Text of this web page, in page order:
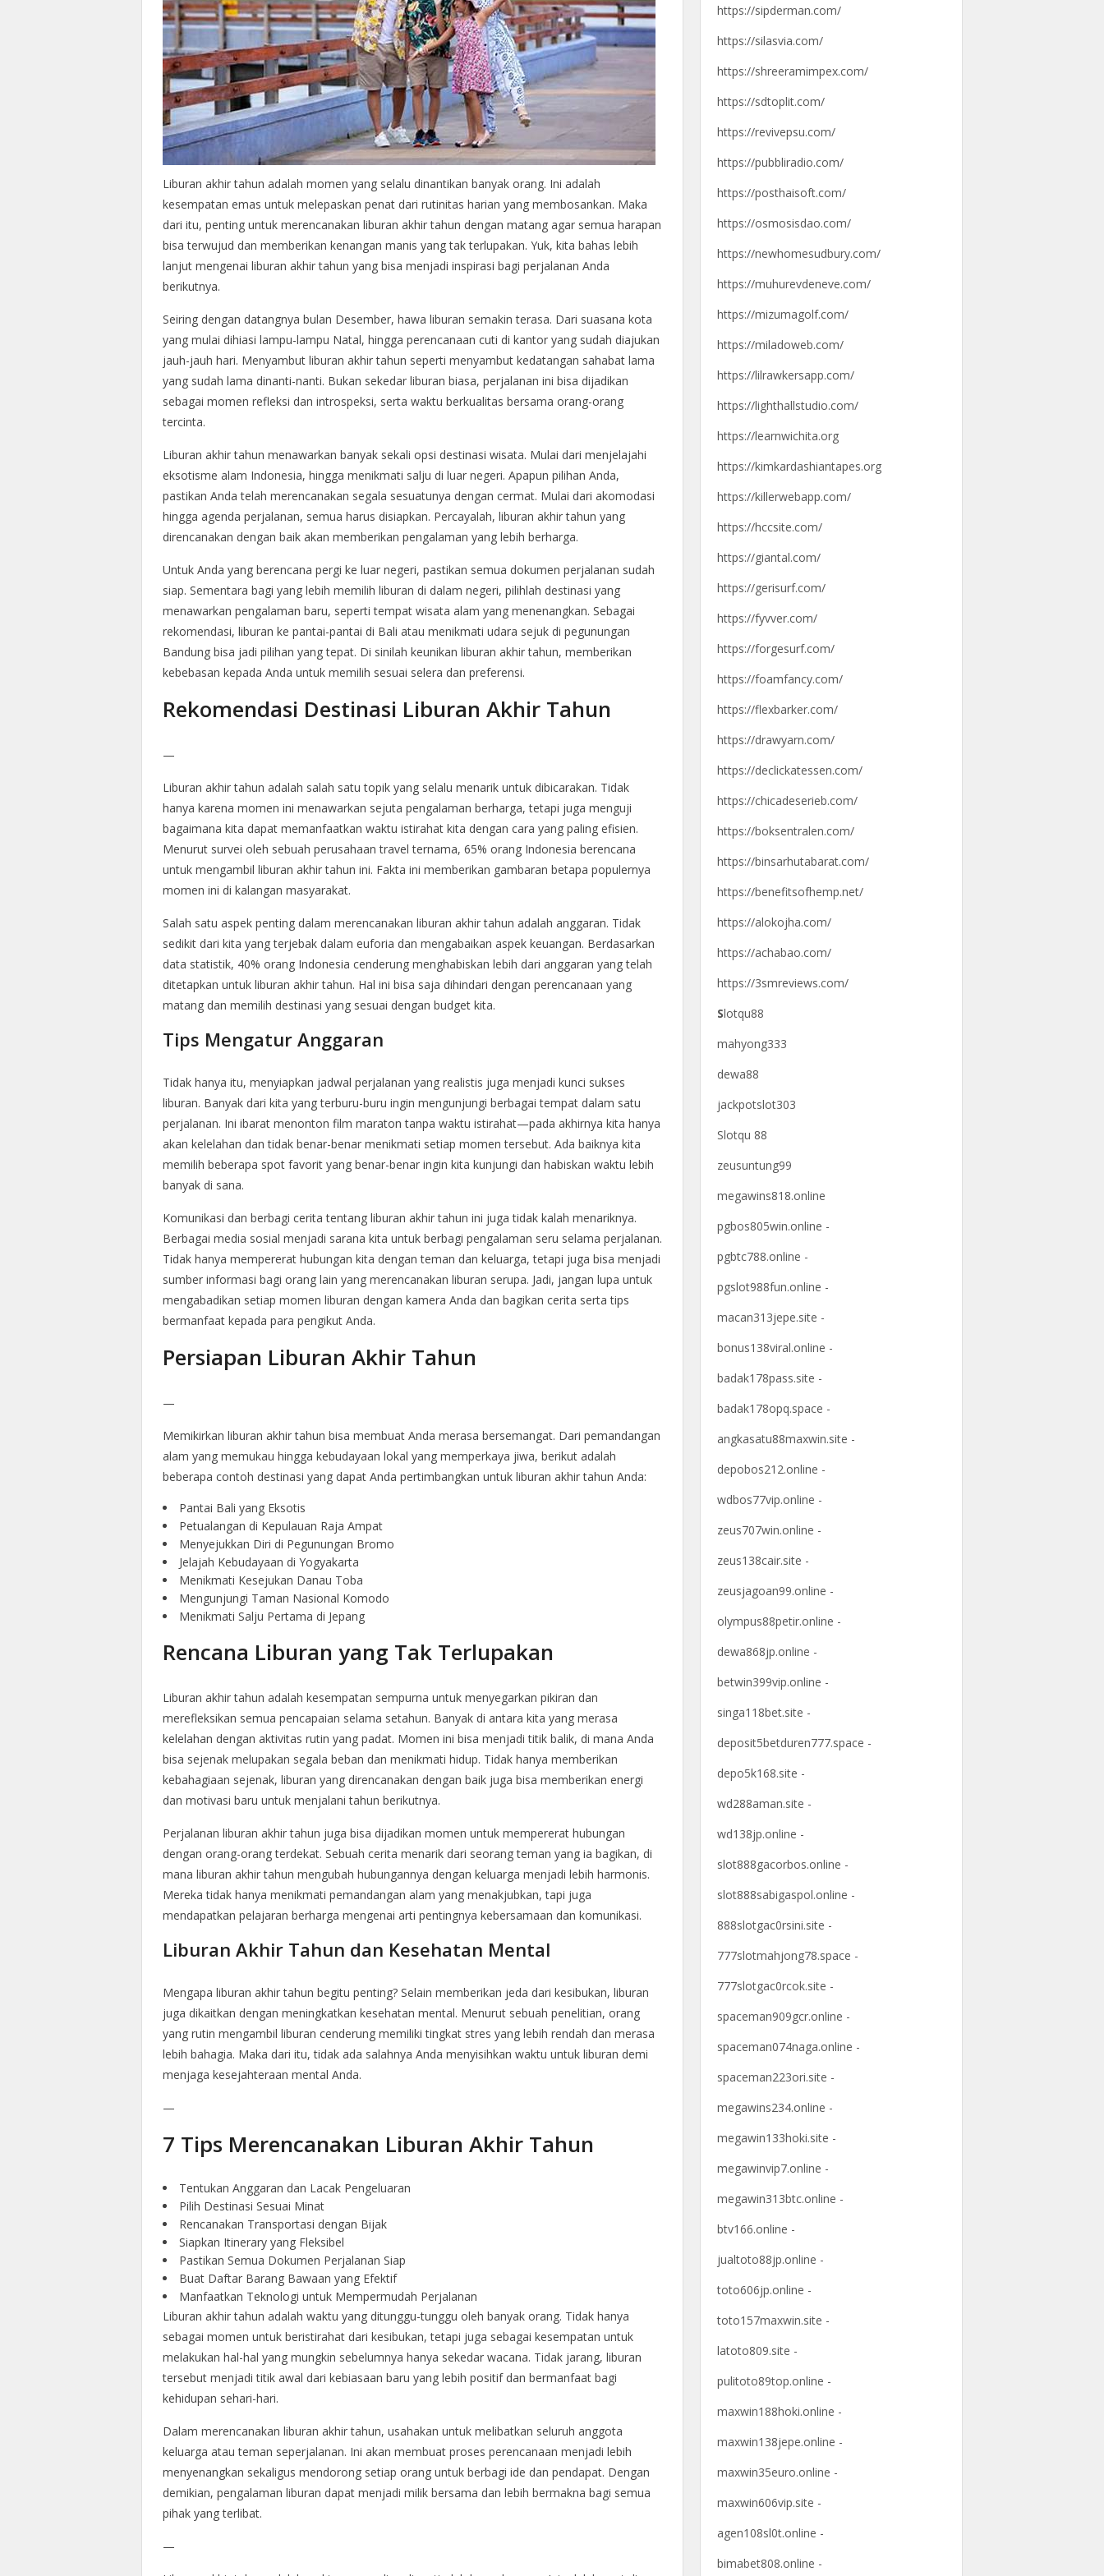
Liburan akhir tahun adalah momen yang selalu dinantikan banyak orang. Ini adalah
kesempatan emas untuk melepaskan penat dari rutinitas harian yang membosankan. Maka
dari itu, penting untuk merencanakan liburan akhir tahun dengan matang agar semua harapan
bisa terwujud dan memberikan kenangan manis yang tak terlupakan. Yuk, kita bahas lebih
lanjut mengenai liburan akhir tahun yang bisa menjadi inspirasi bagi perjalanan Anda
berikutnya.
Seiring dengan datangnya bulan Desember, hawa liburan semakin terasa. Dari suasana kota
yang mulai dihiasi lampu-lampu Natal, hingga perencanaan cuti di kantor yang sudah diajukan
jauh-jauh hari. Menyambut liburan akhir tahun seperti menyambut kedatangan sahabat lama
yang sudah lama dinanti-nanti. Bukan sekedar liburan biasa, perjalanan ini bisa dijadikan
sebagai momen refleksi dan introspeksi, serta waktu berkualitas bersama orang-orang
tercinta.
Liburan akhir tahun menawarkan banyak sekali opsi destinasi wisata. Mulai dari menjelajahi
eksotisme alam Indonesia, hingga menikmati salju di luar negeri. Apapun pilihan Anda,
pastikan Anda telah merencanakan segala sesuatunya dengan cermat. Mulai dari akomodasi
hingga agenda perjalanan, semua harus disiapkan. Percayalah, liburan akhir tahun yang
direncanakan dengan baik akan memberikan pengalaman yang lebih berharga.
Untuk Anda yang berencana pergi ke luar negeri, pastikan semua dokumen perjalanan sudah
siap. Sementara bagi yang lebih memilih liburan di dalam negeri, pilihlah destinasi yang
menawarkan pengalaman baru, seperti tempat wisata alam yang menenangkan. Sebagai
rekomendasi, liburan ke pantai-pantai di Bali atau menikmati udara sejuk di pegunungan
Bandung bisa jadi pilihan yang tepat. Di sinilah keunikan liburan akhir tahun, memberikan
kebebasan kepada Anda untuk memilih sesuai selera dan preferensi.
Rekomendasi Destinasi Liburan Akhir Tahun
—
Liburan akhir tahun adalah salah satu topik yang selalu menarik untuk dibicarakan. Tidak
hanya karena momen ini menawarkan sejuta pengalaman berharga, tetapi juga menguji
bagaimana kita dapat memanfaatkan waktu istirahat kita dengan cara yang paling efisien.
Menurut survei oleh sebuah perusahaan travel ternama, 65% orang Indonesia berencana
untuk mengambil liburan akhir tahun ini. Fakta ini memberikan gambaran betapa populernya
momen ini di kalangan masyarakat.
Salah satu aspek penting dalam merencanakan liburan akhir tahun adalah anggaran. Tidak
sedikit dari kita yang terjebak dalam euforia dan mengabaikan aspek keuangan. Berdasarkan
data statistik, 40% orang Indonesia cenderung menghabiskan lebih dari anggaran yang telah
ditetapkan untuk liburan akhir tahun. Hal ini bisa saja dihindari dengan perencanaan yang
matang dan memilih destinasi yang sesuai dengan budget kita.
Tips Mengatur Anggaran
Tidak hanya itu, menyiapkan jadwal perjalanan yang realistis juga menjadi kunci sukses
liburan. Banyak dari kita yang terburu-buru ingin mengunjungi berbagai tempat dalam satu
perjalanan. Ini ibarat menonton film maraton tanpa waktu istirahat—pada akhirnya kita hanya
akan kelelahan dan tidak benar-benar menikmati setiap momen tersebut. Ada baiknya kita
memilih beberapa spot favorit yang benar-benar ingin kita kunjungi dan habiskan waktu lebih
banyak di sana.
Komunikasi dan berbagi cerita tentang liburan akhir tahun ini juga tidak kalah menariknya.
Berbagai media sosial menjadi sarana kita untuk berbagi pengalaman seru selama perjalanan.
Tidak hanya mempererat hubungan kita dengan teman dan keluarga, tetapi juga bisa menjadi
sumber informasi bagi orang lain yang merencanakan liburan serupa. Jadi, jangan lupa untuk
mengabadikan setiap momen liburan dengan kamera Anda dan bagikan cerita serta tips
bermanfaat kepada para pengikut Anda.
Persiapan Liburan Akhir Tahun
—
Memikirkan liburan akhir tahun bisa membuat Anda merasa bersemangat. Dari pemandangan
alam yang memukau hingga kebudayaan lokal yang memperkaya jiwa, berikut adalah
beberapa contoh destinasi yang dapat Anda pertimbangkan untuk liburan akhir tahun Anda:
Pantai Bali yang Eksotis
Petualangan di Kepulauan Raja Ampat
Menyejukkan Diri di Pegunungan Bromo
Jelajah Kebudayaan di Yogyakarta
Menikmati Kesejukan Danau Toba
Mengunjungi Taman Nasional Komodo
Menikmati Salju Pertama di Jepang
Rencana Liburan yang Tak Terlupakan
Liburan akhir tahun adalah kesempatan sempurna untuk menyegarkan pikiran dan
merefleksikan semua pencapaian selama setahun. Banyak di antara kita yang merasa
kelelahan dengan aktivitas rutin yang padat. Momen ini bisa menjadi titik balik, di mana Anda
bisa sejenak melupakan segala beban dan menikmati hidup. Tidak hanya memberikan
kebahagiaan sejenak, liburan yang direncanakan dengan baik juga bisa memberikan energi
dan motivasi baru untuk menjalani tahun berikutnya.
Perjalanan liburan akhir tahun juga bisa dijadikan momen untuk mempererat hubungan
dengan orang-orang terdekat. Sebuah cerita menarik dari seorang teman yang ia bagikan, di
mana liburan akhir tahun mengubah hubungannya dengan keluarga menjadi lebih harmonis.
Mereka tidak hanya menikmati pemandangan alam yang menakjubkan, tapi juga
mendapatkan pelajaran berharga mengenai arti pentingnya kebersamaan dan komunikasi.
Liburan Akhir Tahun dan Kesehatan Mental
Mengapa liburan akhir tahun begitu penting? Selain memberikan jeda dari kesibukan, liburan
juga dikaitkan dengan meningkatkan kesehatan mental. Menurut sebuah penelitian, orang
yang rutin mengambil liburan cenderung memiliki tingkat stres yang lebih rendah dan merasa
lebih bahagia. Maka dari itu, tidak ada salahnya Anda menyisihkan waktu untuk liburan demi
menjaga kesejahteraan mental Anda.
—
7 Tips Merencanakan Liburan Akhir Tahun
Tentukan Anggaran dan Lacak Pengeluaran
Pilih Destinasi Sesuai Minat
Rencanakan Transportasi dengan Bijak
Siapkan Itinerary yang Fleksibel
Pastikan Semua Dokumen Perjalanan Siap
Buat Daftar Barang Bawaan yang Efektif
Manfaatkan Teknologi untuk Mempermudah Perjalanan
Liburan akhir tahun adalah waktu yang ditunggu-tunggu oleh banyak orang. Tidak hanya
sebagai momen untuk beristirahat dari kesibukan, tetapi juga sebagai kesempatan untuk
melakukan hal-hal yang mungkin sebelumnya hanya sekedar wacana. Tidak jarang, liburan
tersebut menjadi titik awal dari kebiasaan baru yang lebih positif dan bermanfaat bagi
kehidupan sehari-hari.
Dalam merencanakan liburan akhir tahun, usahakan untuk melibatkan seluruh anggota
keluarga atau teman seperjalanan. Ini akan membuat proses perencanaan menjadi lebih
menyenangkan sekaligus mendorong setiap orang untuk berbagi ide dan pendapat. Dengan
demikian, pengalaman liburan dapat menjadi milik bersama dan lebih bermakna bagi semua
pihak yang terlibat.
—
https://sipderman.com/
https://silasvia.com/
https://shreeramimpex.com/
https://sdtoplit.com/
https://revivepsu.com/
https://pubbliradio.com/
https://posthaisoft.com/
https://osmosisdao.com/
https://newhomesudbury.com/
https://muhurevdeneve.com/
https://mizumagolf.com/
https://miladoweb.com/
https://lilrawkersapp.com/
https://lighthallstudio.com/
https://learnwichita.org
https://kimkardashiantapes.org
https://killerwebapp.com/
https://hccsite.com/
https://giantal.com/
https://gerisurf.com/
https://fyvver.com/
https://forgesurf.com/
https://foamfancy.com/
https://flexbarker.com/
https://drawyarn.com/
https://declickatessen.com/
https://chicadeserieb.com/
https://boksentralen.com/
https://binsarhutabarat.com/
https://benefitsofhemp.net/
https://alokojha.com/
https://achabao.com/
https://3smreviews.com/
Slotqu88
mahyong333
dewa88
jackpotslot303
Slotqu 88
zeusuntung99
megawins818.online
pgbos805win.online -
pgbtc788.online -
pgslot988fun.online -
macan313jepe.site -
bonus138viral.online -
badak178pass.site -
badak178opq.space -
angkasatu88maxwin.site -
depobos212.online -
wdbos77vip.online -
zeus707win.online -
zeus138cair.site -
zeusjagoan99.online -
olympus88petir.online -
dewa868jp.online -
betwin399vip.online -
singa118bet.site -
deposit5betduren777.space -
depo5k168.site -
wd288aman.site -
wd138jp.online -
slot888gacorbos.online -
slot888sabigaspol.online -
888slotgac0rsini.site -
777slotmahjong78.space -
777slotgac0rcok.site -
spaceman909gcr.online -
spaceman074naga.online -
spaceman223ori.site -
megawins234.online -
megawin133hoki.site -
megawinvip7.online -
megawin313btc.online -
btv166.online -
jualtoto88jp.online -
toto606jp.online -
toto157maxwin.site -
latoto809.site -
pulitoto89top.online -
maxwin188hoki.online -
maxwin138jepe.online -
maxwin35euro.online -
maxwin606vip.site -
agen108sl0t.online -
bimabet808.online -